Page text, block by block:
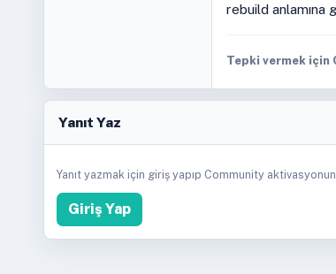
rebuild anlamına
Tepki vermek için
Yanıt Yaz
Yanıt yazmak için giriş yapıp Community
Giriş Yap